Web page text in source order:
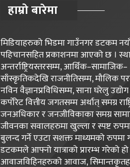
हाम्रो बारेमा
मिडियाहरुको भिडमा गाउँनगर डटकम
पहिचानसहित प्रकाशनमा आएको छ ।
अन्तर्राष्ट्रियस्तरसम्म, आर्थिक–सामाजिक–
साँस्कृतिकदेखि राजनीतिसम्म, मौलिक
नविन वैज्ञानप्रविधिसम्म, साना घरेलु
कर्पोरेट वित्तीय जगतसम्म अर्थात् समग्र
जनअधिकार र जनजीविकाका समग्र
जीवनका सवालहरुमा खुल्ला र स्पष्ट
बुलन्द गर्ने एउटा सशक्त माध्यमको रुपमा
डटकमले आफ्नो यात्राको प्रारम्भ गरेको हो
आवाजविहिनहरुको आवाज,